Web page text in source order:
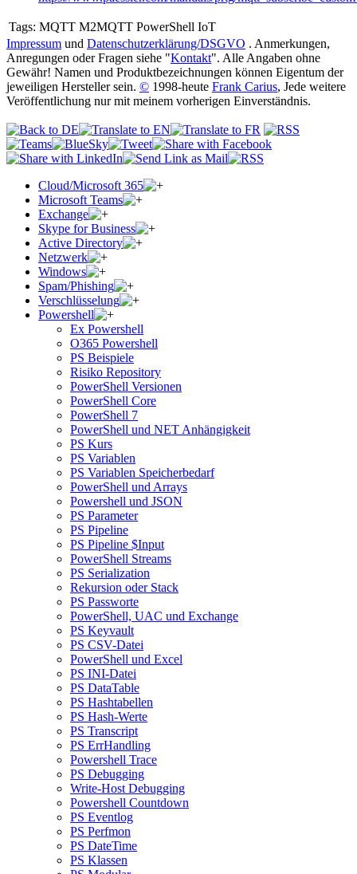
Tags: MQTT M2MQTT PowerShell IoT
Impressum und Datenschutzerklärung/DSGVO . Anmerkungen,
Anregungen oder Fragen siehe "Kontakt". Alle Angaben ohne
Gewähr! Namen und Produktbezeichnungen können Eigentum der
jeweiligen Hersteller sein. © 1998-heute Frank Carius, Jede weitere
Veröffentlichung nur mit meinem vorherigen Einverständnis.
Cloud/Microsoft 365
Microsoft Teams
Exchange
Skype for Business
Active Directory
Netzwerk
Windows
Spam/Phishing
Verschlüsselung
Powershell
Ex Powershell
O365 Powershell
PS Beispiele
Risiko Repository
PowerShell Versionen
PowerShell Core
PowerShell 7
PowerShell und NET Anhängigkeit
PS Kurs
PS Variablen
PS Variablen Speicherbedarf
PowerShell und Arrays
Powershell und JSON
PS Parameter
PS Pipeline
PS Pipeline $Input
PowerShell Streams
PS Serialization
Rekursion oder Stack
PS Passworte
PowerShell, UAC und Exchange
PS Keyvault
PS CSV-Datei
PowerShell und Excel
PS INI-Datei
PS DataTable
PS Hashtabellen
PS Hash-Werte
PS Transcript
PS ErrHandling
Powershell Trace
PS Debugging
Write-Host Debugging
Powershell Countdown
PS Eventlog
PS Perfmon
PS DateTime
PS Klassen